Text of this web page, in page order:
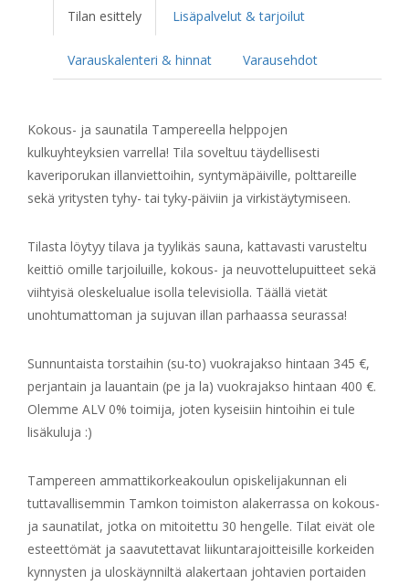
Tilan esittely Lisäpalvelut & tarjoilut
Varauskalenteri & hinnat Varausehdot
Kokous- ja saunatila Tampereella helppojen
kulkuyhteyksien varrella! Tila soveltuu täydellisesti
kaveriporukan illanviettoihin, syntymäpäiville, polttareille
sekä yritysten tyhy- tai tyky-päiviin ja virkistäytymiseen.
Tilasta löytyy tilava ja tyylikäs sauna, kattavasti varusteltu
keittiö omille tarjoiluille, kokous- ja neuvottelupuitteet sekä
viihtyisä oleskelualue isolla televisiolla. Täällä vietät
unohtumattoman ja sujuvan illan parhaassa seurassa!
Sunnuntaista torstaihin (su-to) vuokrajakso hintaan 345 €,
perjantain ja lauantain (pe ja la) vuokrajakso hintaan 400 €.
Olemme ALV 0% toimija, joten kyseisiin hintoihin ei tule
lisäkuluja :)
Tampereen ammattikorkeakoulun opiskelijakunnan eli
tuttavallisemmin Tamkon toimiston alakerrassa on kokous-
ja saunatilat, jotka on mitoitettu 30 hengelle. Tilat eivät ole
esteettömät ja saavutettavat liikuntarajoitteisille korkeiden
kynnysten ja uloskäynniltä alakertaan johtavien portaiden